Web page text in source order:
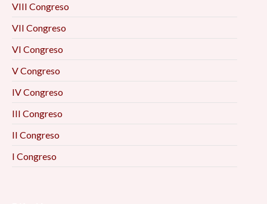
VIII Congreso
VII Congreso
VI Congreso
V Congreso
IV Congreso
III Congreso
II Congreso
I Congreso